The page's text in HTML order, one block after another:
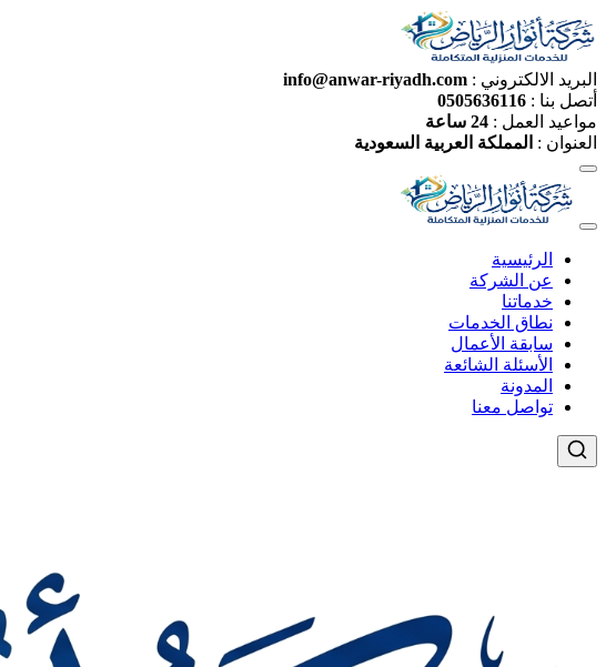
البريد الالكتروني : info@anwar-riyadh.com
أتصل بنا : 0505636116
مواعيد العمل : 24 ساعة
العنوان : المملكة العربية السعودية
الرئيسية
عن الشركة
خدماتنا
نطاق الخدمات
سابقة الأعمال
الأسئلة الشائعة
المدونة
تواصل معنا